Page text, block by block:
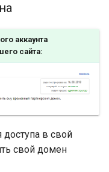
аккаунта
сайта:
в свой
свой домен